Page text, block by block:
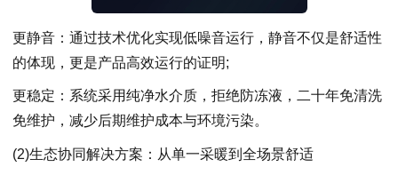
更静音：通过技术优化实现低噪音运行，静音不仅是舒适性
的体现，更是产品高效运行的证明;
更稳定：系统采用纯净水介质，拒绝防冻液，二十年免清洗
免维护，减少后期维护成本与环境污染。
(2)生态协同解决方案：从单一采暖到全场景舒适